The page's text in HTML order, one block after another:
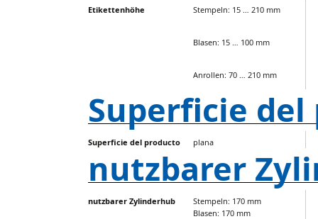
Etikettenhöhe Stempeln: 15 … 210 mm
Blasen: 15 … 100 mm
Anrollen: 70 … 210 mm
Superficie
Superficie del producto plana
nutzbarer
nutzbarer Zylinderhub
Stempeln: 170 mm
Blasen: 170 mm